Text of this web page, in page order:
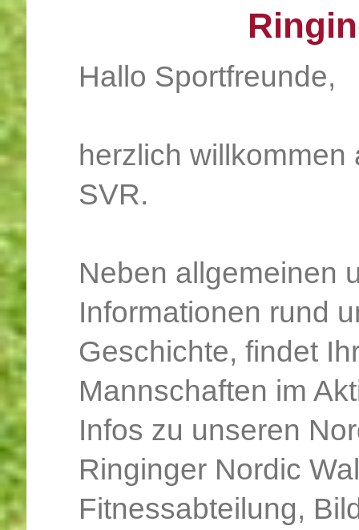
Hallo Sportfreunde,
herzlich
SVR.
Neben allgemeinen
Informationen rund
Geschichte, findet
Mannschaften im
Infos zu unseren
Ringinger Nordic
Fitnessabteilung,